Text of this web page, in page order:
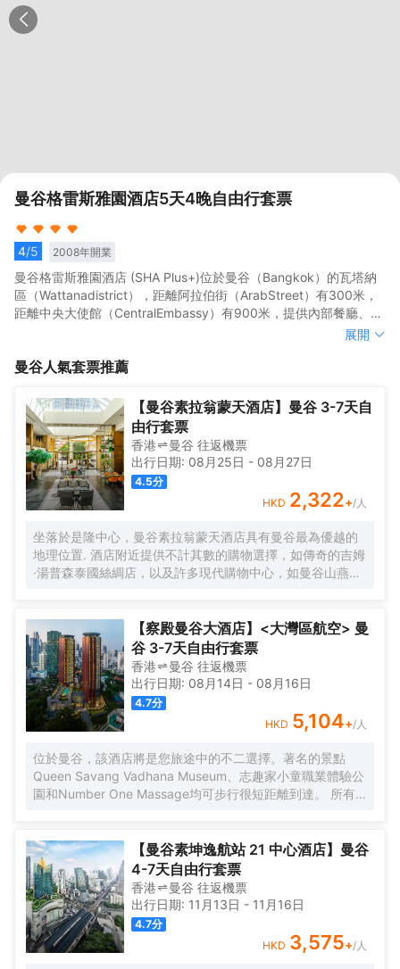
曼谷格雷斯雅園酒店5天4晚自由行套票
4/5 2008年開業
曼谷格雷斯雅園酒店 (SHA Plus+)位於曼谷（Bangkok）的瓦塔納
區（Wattanadistrict），距離阿拉伯街（ArabStreet）有300米，
距離中央大使館（CentralEmbassy）有900米，提供內部餐廳、覆
蓋各處的免費Wi-Fi和免費內部私人停車場。<br>這家酒店的每間客
客人在度過忙碌的一天後放鬆身心。客房也設有帶淋浴設施的私人
曼谷格雷斯雅園酒店 (SHA Plus+)位於曼谷（Bangkok）的瓦塔納
距離中央大使館（CentralEmbassy）有900米，提供內部餐廳、覆
房都裝有空調，設有一台平板電視。部分客房設有一個休息區，供
客人在度過忙碌的一天後放鬆身心。客房也設有帶淋浴設施的私人
浴室。<br>酒店設有24小時前台。<br>
展開
曼谷人氣套票推薦
【曼谷素拉翁蒙天酒店】曼谷 3-7天自
由行套票
香港 曼谷 往返機票
出行日期: 08月25日 - 08月27日
4.5分
HKD 2,322+/人
坐落於是隆中心，曼谷素拉翁蒙天酒店具有曼谷最為優越的
地理位置. 酒店附近提供不計其數的購物選擇，如傳奇的吉姆
·湯普森泰國絲綢店，以及許多現代購物中心，如曼谷山燕生
公園的綠色風景。並且，這裏的溝通也非常方便，離MRT山
燕站及BTS沙拉鈴站很近。
【察殿曼谷大酒店】<大灣區航空> 曼
谷 3-7天自由行套票
香港 曼谷 往返機票
出行日期: 08月14日 - 08月16日
4.7分
HKD 5,104+/人
位於曼谷，該酒店將是您旅途中的不二選擇。著名的景點
Queen Savang Vadhana Museum、志趣家小童職業體驗公
園和Number One Massage均可步行很短距離到達。 所有
備好瓶裝水，以滿足您的飲水需求。倘若您在忙碌的一天後
想在自己的客房內放鬆，提供拖鞋和吹風機的客房浴室是不
錯的選擇。酒店設有咖啡廳，您可在這裏放鬆身心，享受貼
心的服務。旅客想要在自己的房間邊聽音樂邊享受美食，衹
需呼叫送餐服務。如果您覺得在入住飲食方面僅限於此，那
不妨去看看附近Nahm（東南亞菜）、Sorn（ศรณ์）（東南
亞菜）和Le Normandie by Alain Roux（西餐）絡繹不絕的
【曼谷素坤逸航站 21 中心酒店】曼谷
4-7天自由行套票
香港 曼谷 往返機票
出行日期: 11月13日 - 11月16日
4.7分
HKD 3,575+/人